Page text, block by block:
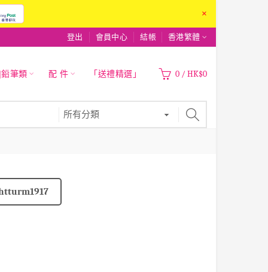
×
登出 會員中心 結帳 香港繁體
筆類 配 件 「送禮精選」 0 / HK$0